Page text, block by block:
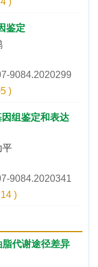
鉴定
9084.2020299
)
组鉴定和表达
平
9084.2020341
)
代谢途径差异